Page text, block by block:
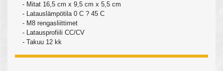
- Mitat 16,5 cm x 9,5 cm x 5,5 cm
- Latauslämpötila 0 C ? 45 C
- M8 rengasliittimet
- Latausprofiili CC/CV
- Takuu 12 kk